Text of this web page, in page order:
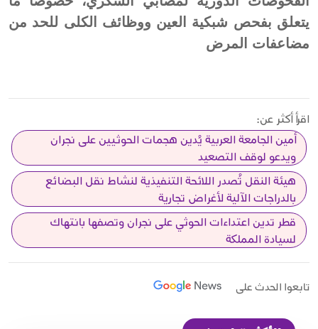
يتعلق بفحص شبكية العين ووظائف الكلى للحد من
مضاعفات المرض
اقرأ أكثر عن:
أمين الجامعة العربية يُدين هجمات الحوثيين على نجران
ويدعو لوقف التصعيد
هيئة النقل تُصدر اللائحة التنفيذية لنشاط نقل البضائع
بالدراجات الآلية لأغراض تجارية
قطر تدين اعتداءات الحوثي على نجران وتصفها بانتهاك
لسيادة المملكة
تابعوا الحدث على